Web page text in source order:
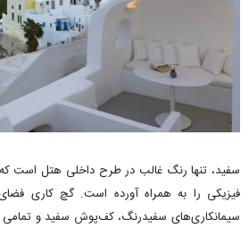
سفید، تنها رنگ غالب در طرح داخلی هتل است
فیزیکی را به همراه آورده است. گچ کاری
سیمانکاری‌های سفیدرنگ، کف‌پوش سفید و تمامی